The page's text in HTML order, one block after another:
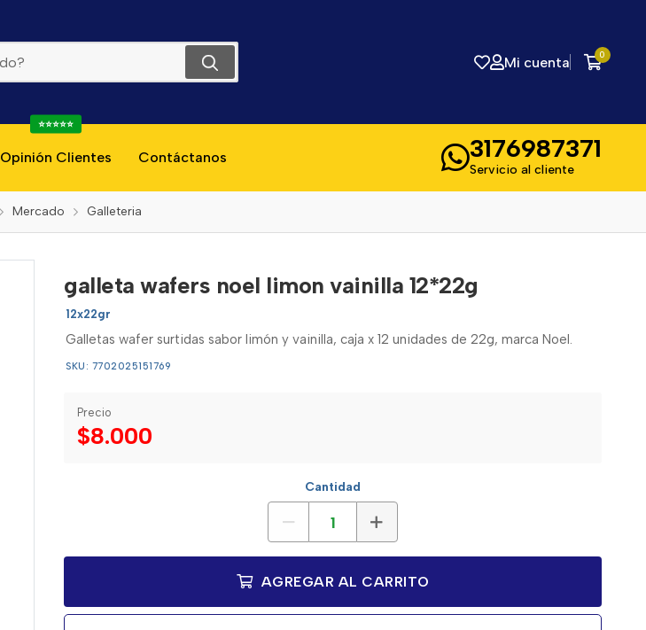
Mi cuenta 0
Opinión Clientes
⭐⭐⭐⭐⭐
Contáctanos 3176987371
Servicio al cliente
Mercado Galleteria
galleta wafers noel limon vainilla 12*22g
12x22gr
Galletas wafer surtidas sabor limón y vainilla, caja x 12 unidades de 22g, marca Noel.
SKU: 7702025151769
Precio
$8.000
Cantidad
AGREGAR AL CARRITO